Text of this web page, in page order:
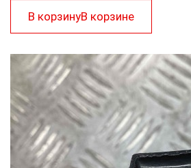
В корзинуВ корзине